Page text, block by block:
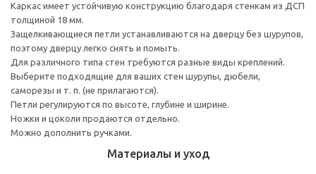
Каркас имеет устойчивую конструкцию благодаря стенкам из ДСП
толщиной 18 мм.
Защелкивающиеся петли устанавливаются на дверцу без шурупов,
поэтому дверцу легко снять и помыть.
Для различного типа стен требуются разные виды креплений.
Выберите подходящие для ваших стен шурупы, дюбели,
саморезы и т. п. (не прилагаются).
Петли регулируются по высоте, глубине и ширине.
Ножки и цоколи продаются отдельно.
Можно дополнить ручками.
Материалы и уход